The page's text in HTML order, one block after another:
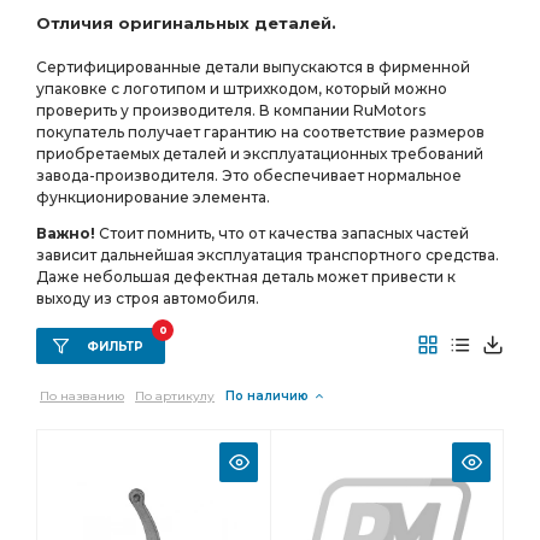
фланцы с торцевыми шлицами АЗ УРАЛ
МОСТ СРЕДНИЙ ПЕРЕДНЕГО МОСТА зуб фланец
РЕДУКТОР СРЕДНЕГО МОСТА i=7.49
СРЕДНЕГО МОСТА i=7.49
СРЕДНЕГО МОСТА i=7.49 49 зуб УРАЛ УВК
АБС пневмотормоза АЗ УРАЛ УРАЛ АМТ
зуб фланец с торц. шлицами
ТРУБКА АЗ УРАЛ
РЕДУКТОР ПЕРЕДНЕГО
РЕДУКТОР ПЕРЕДНЕГО МОСТА МАНОМЕТРУ АЗ УРАЛ
фланца с торцевыми шлицами АЗ УРАЛ
пневмотормозами АЗ УРАЛ
Отличия оригинальных деталей.
Сертифицированные детали выпускаются в фирменной
упаковке с логотипом и штрихкодом, который можно
проверить у производителя. В компании RuMotors
покупатель получает гарантию на соответствие размеров
приобретаемых деталей и эксплуатационных требований
завода-производителя. Это обеспечивает нормальное
функционирование элемента.
Важно! Стоит помнить, что от качества запасных частей
зависит дальнейшая эксплуатация транспортного средства.
Даже небольшая дефектная деталь может привести к
выходу из строя автомобиля.
ФИЛЬТР
0
По названию По артикулу По наличию